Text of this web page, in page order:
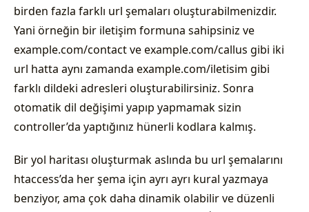
birden fazla farklı url şemaları oluşturabilmenizdir.
Yani örneğin bir iletişim formuna sahipsiniz ve
example.com/contact ve example.com/callus gibi iki
url hatta aynı zamanda example.com/iletisim gibi
farklı dildeki adresleri oluşturabilirsiniz. Sonra
otomatik dil değişimi yapıp yapmamak sizin
controller’da yaptığınız hünerli kodlara kalmış.
Bir yol haritası oluşturmak aslında bu url şemalarını
htaccess’da her şema için ayrı ayrı kural yazmaya
benziyor, ama çok daha dinamik olabilir ve düzenli